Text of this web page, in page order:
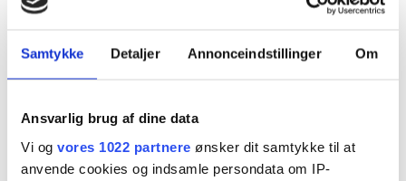
Samtykke Detaljer Annonceindstillinger Om
Ansvarlig brug af dine data
Vi og vores 1022 partnere ønsker dit samtykke til at
anvende cookies og indsamle persondata om IP-
vælger at håndtere det usikre marked. Sidste år
mia. kr. og leverede en historisk lav
overskudsgrad efter større projektnedskrivninger.